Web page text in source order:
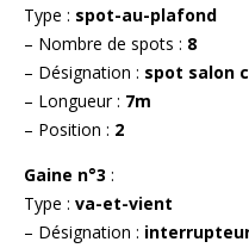
Type : spot-au-plafond
– Nombre de spots : 8
– Désignation : spot salon
– Longueur : 7m
– Position : 2
Gaine n°3 :
Type : va-et-vient
– Désignation :